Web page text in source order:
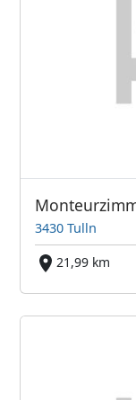
3430 Tulln
21,99 km